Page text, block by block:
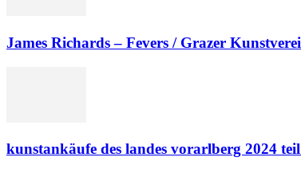
James Richards – Fevers / Grazer
kunstankäufe des landes vorarlberg 2024